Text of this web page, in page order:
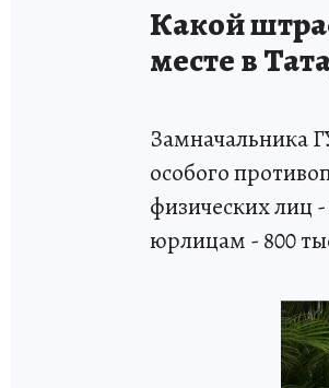
Какой
месте в
Замначальника
особого
физических лиц
юрлицам - 800